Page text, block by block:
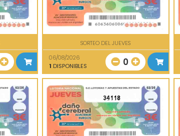
SORTEO DEL JUEVES
06/08/2026
1 DISPONIBLES 0
34118